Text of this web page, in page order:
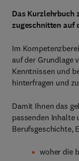
Das Kurzlehrbuch
zugeschnitten auf
Im
auf der Grundlage
Kenntnissen und
hinterfragen und
Damit Ihnen das
passenden Inhalte
Berufsgeschichte,
woher die